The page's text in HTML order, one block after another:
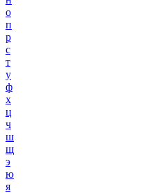
о
п
р
с
т
у
ф
х
ц
ч
ш
щ
э
ю
я